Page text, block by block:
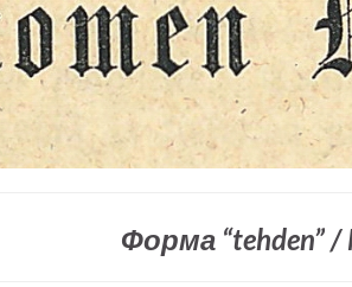
Форма “tehden”/